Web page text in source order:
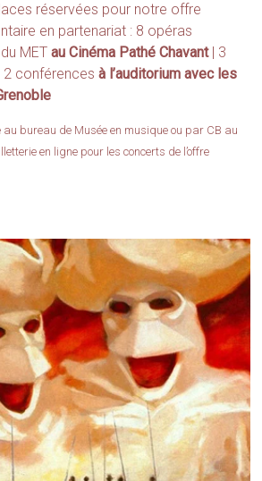
réservées pour notre offre
en partenariat : 8 opéras
METau Cinéma Pathé Chavant | 3
2 conférencesà l’auditorium avec les
au bureau de Musée en musique ou par CB au
en ligne pour les concerts de l’offre